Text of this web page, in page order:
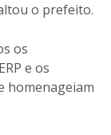
o prefeito.
os
e os
homenageiam